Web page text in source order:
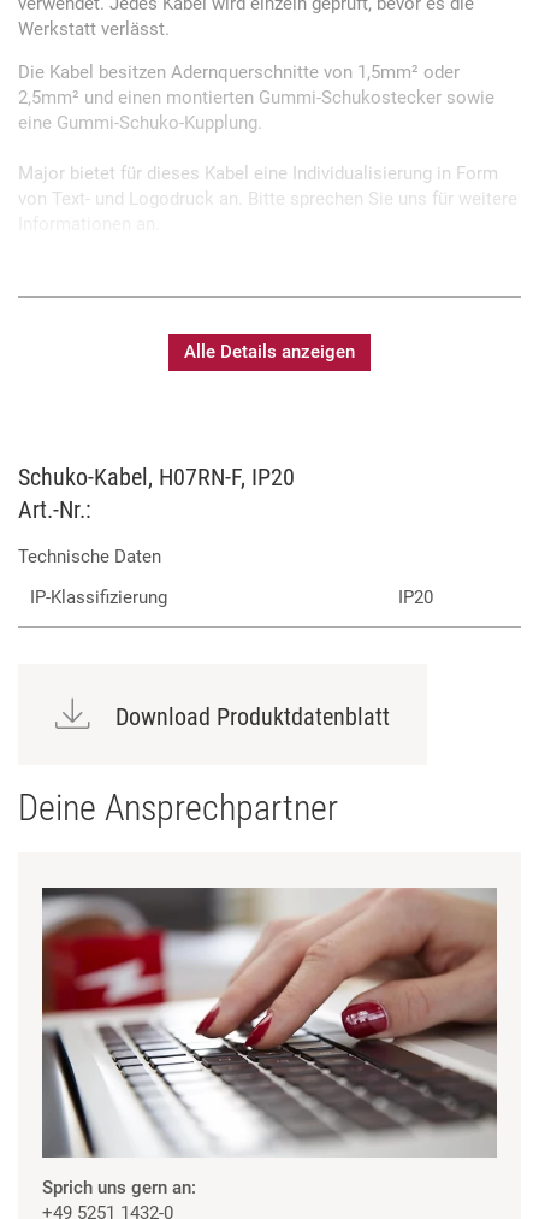
Werkstatt verlässt.
Die Kabel besitzen Adernquerschnitte von 1,5mm² oder
2,5mm² und einen montierten Gummi-Schukostecker sowie
eine Gummi-Schuko-Kupplung.
Major bietet für dieses Kabel eine Individualisierung in Form
von Text- und Logodruck an. Bitte sprechen Sie uns für weitere
Fertigung und Prüfung in eigener Meisterwerkstatt
Sonderlängen und Sonderkabel auf Anfrage möglich
Bedruckung mit individuellem Text möglich
Alle Details anzeigen
Schuko-Kabel, H07RN-F, IP20
Art.-Nr.:
Technische Daten
IP-Klassifizierung
IP20
Download Produktdatenblatt
Deine Ansprechpartner
Sprich uns gern an:
+49 5251 1432-0